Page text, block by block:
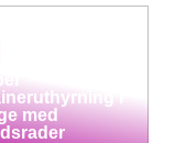
i
med